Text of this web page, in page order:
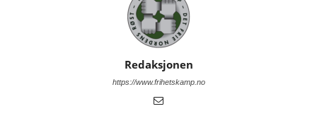
Redaksjonen
https://www.frihetskamp.no